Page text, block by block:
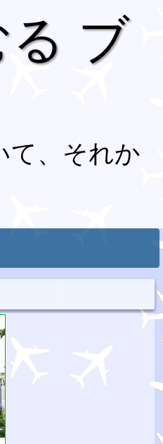
ブ
て、それか